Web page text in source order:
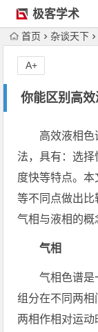
极客学术
首页 杂谈天下
你能区别高效
A+
高效液相
法，具有：选
度快等特点。
等不同点做出比
气相与液相的概
气相
气相色谱是
组分在不同两相
两相作相对运